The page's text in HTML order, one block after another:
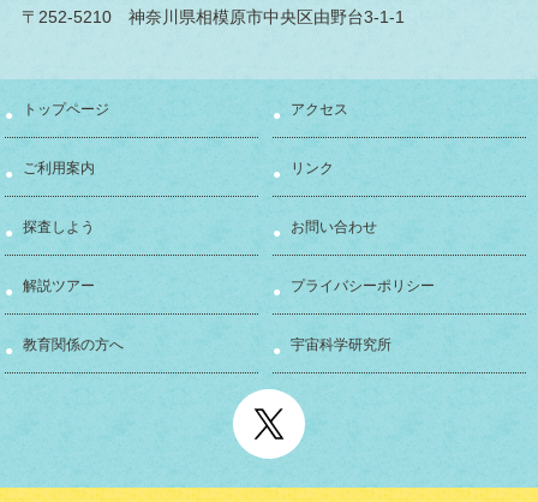
〒252-5210 神奈川県相模原市中央区由野台3-1-1
トップページ
ご利用案内
探査しよう
解説ツアー
教育関係の方へ
アクセス
リンク
お問い合わせ
プライバシーポリシー
宇宙科学研究所